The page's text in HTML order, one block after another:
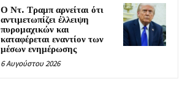
Ο Ντ. Τραμπ αρνείται ότι
αντιμετωπίζει έλλειψη
πυρομαχικών και
καταφέρεται εναντίον των
μέσων ενημέρωσης
6 Αυγούστου 2026